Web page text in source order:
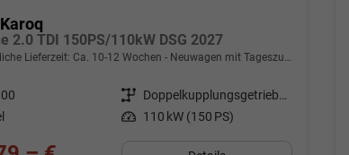
2.0 TDI 150PS/110kW DSG 2027
Lieferzeit: Ca. 10-12 Wochen Neuwagen mit Tageszulassung
Getriebe
Doppelkupplungsgetriebe (DSG)
Leistung 110 kW (150 PS)